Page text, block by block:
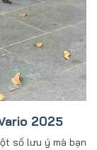
2025
số lưu ý mà bạn